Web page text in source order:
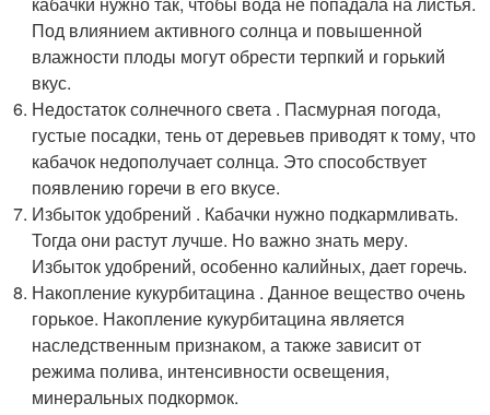
Под влиянием активного солнца и повышенной
влажности плоды могут обрести терпкий и горький
вкус.
Недостаток солнечного света . Пасмурная погода,
густые посадки, тень от деревьев приводят к тому, что
кабачок недополучает солнца. Это способствует
появлению горечи в его вкусе.
Избыток удобрений . Кабачки нужно подкармливать.
Тогда они растут лучше. Но важно знать меру.
Избыток удобрений, особенно калийных, дает горечь.
Накопление кукурбитацина . Данное вещество очень
горькое. Накопление кукурбитацина является
наследственным признаком, а также зависит от
режима полива, интенсивности освещения,
минеральных подкормок.